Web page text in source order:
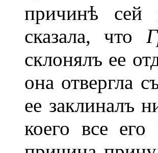
причинѣ сей
сказала, что
склонялъ ее
она отвергла
ее заклиналъ
коего все его